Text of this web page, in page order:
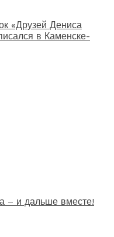
«Друзей Дениса
в Каменске-
– и дальше вместе!